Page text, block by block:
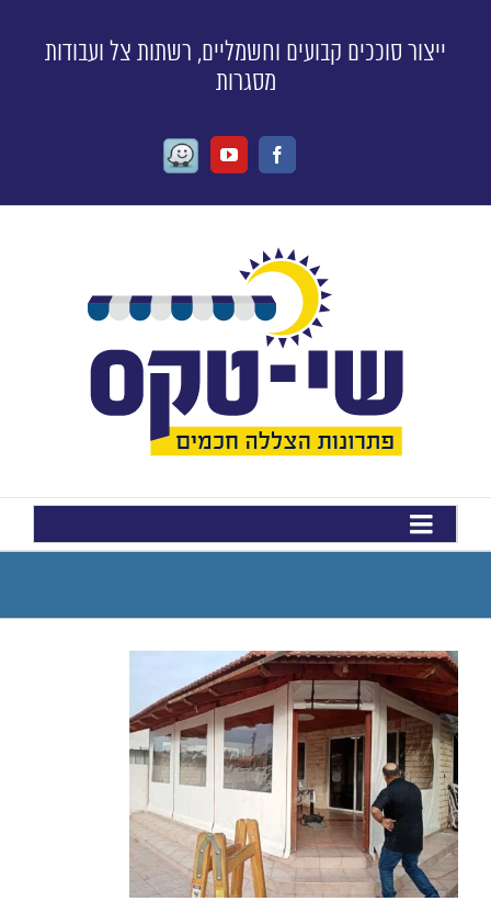
ייצור סוככים קבועים וחשמליים, רשתות צל ועבודות
מסגרות
Facebook
Youtube
Waze